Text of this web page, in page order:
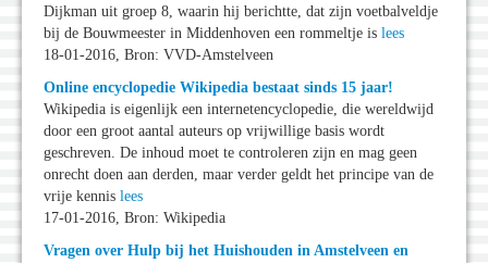
Dijkman uit groep 8, waarin hij berichtte, dat zijn voetbalveldje
bij de Bouwmeester in Middenhoven een rommeltje is lees
18-01-2016, Bron: VVD-Amstelveen
Online encyclopedie Wikipedia bestaat sinds 15 jaar!
Wikipedia is eigenlijk een internetencyclopedie, die wereldwijd
door een groot aantal auteurs op vrijwillige basis wordt
geschreven. De inhoud moet te controleren zijn en mag geen
onrecht doen aan derden, maar verder geldt het principe van de
vrije kennis lees
17-01-2016, Bron: Wikipedia
Vragen over Hulp bij het Huishouden in Amstelveen en